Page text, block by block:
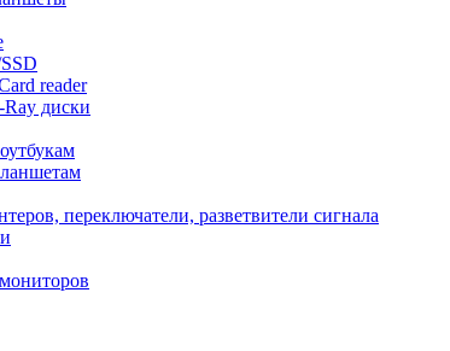
reader
диски
переключатели, разветвители сигнала